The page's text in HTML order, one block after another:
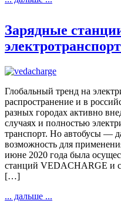
Зарядные
Глобальный тренд на
распространение и в
разных городах активно
случаях и полностью
транспорт. Но автобусы —
возможность для
июне 2020 года была
станций VEDACHARGE и
[…]
... дальше ...